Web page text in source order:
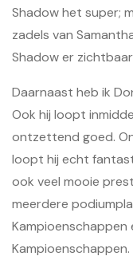
Shadow het super;
zadels van
Shadow er
Daarnaast heb ik
Ook hij loopt
ontzettend goed.
loopt hij echt
ook veel mooie
meerdere
Kampioenschappen